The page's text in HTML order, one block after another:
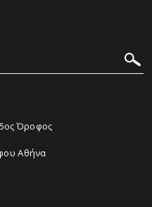
Όροφος
Αθήνα